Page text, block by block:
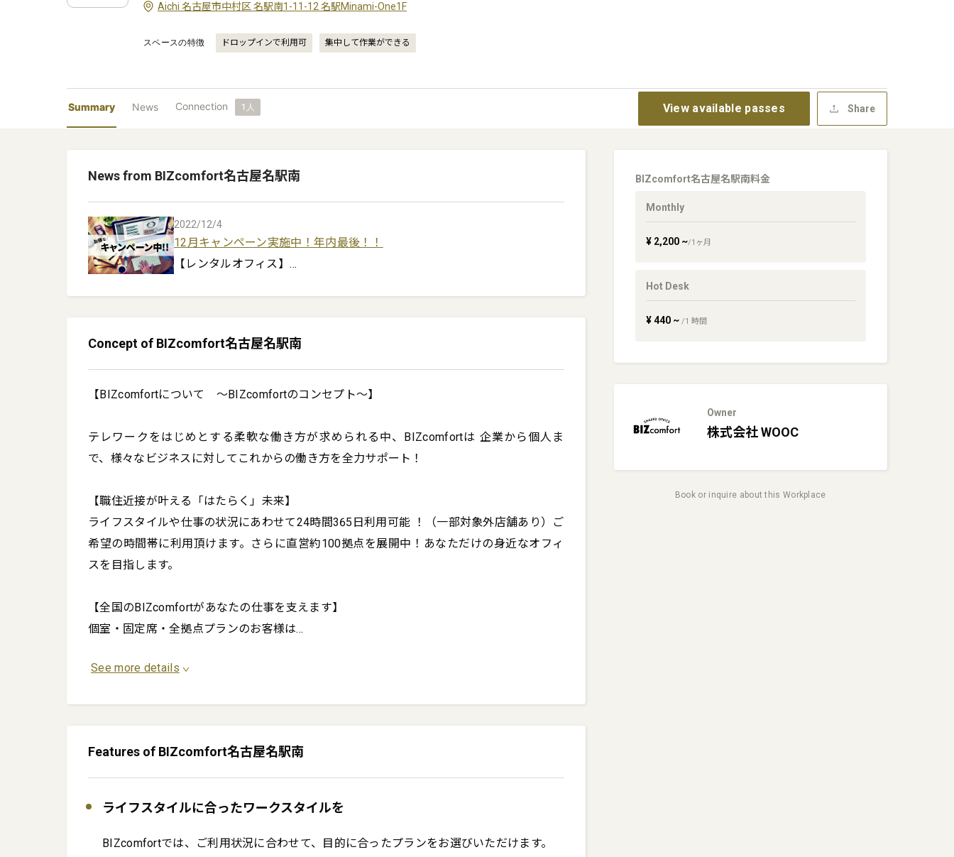
Aichi 名古屋市中村区 名駅南1-11-12 名駅Minami-One1F
スペースの特徴 ドロップインで利用可 集中して作業ができる
Summary News Connection 1 人 View available passes Share
News from BIZcomfort名古屋名駅南
2022/12/4
12月キャンペーン実施中！年内最後！！
【レンタルオフィス】
東海プラン　入会金通常1.1万円→0円！
※12月中新規ご契約の方限定です。
※価格は全て税込みです。
Concept of BIZcomfort名古屋名駅南
【BIZcomfortについて　～BIZcomfortのコンセプト～】
テレワークをはじめとする柔軟な働き方が求められる中、BIZcomfortは 企業から個人ま
で、様々なビジネスに対してこれからの働き方を全力サポート！
【職住近接が叶える「はたらく」未来】
ライフスタイルや仕事の状況にあわせて24時間365日利用可能 ！（一部対象外店舗あり）ご
希望の時間帯に利用頂けます。さらに直営約100拠点を展開中！あなただけの身近なオフィ
スを目指します。
【全国のBIZcomfortがあなたの仕事を支えます】
個室・固定席・全拠点プランのお客様は...
See more details
Features of BIZcomfort名古屋名駅南
ライフスタイルに合ったワークスタイルを
BIZcomfortでは、ご利用状況に合わせて、目的に合ったプランをお選びいただけます。
BIZcomfort名古屋名駅南料金
Monthly
¥ 2,200~/1 ヶ月
Hot Desk
¥440~ /1 時間
Owner
株式会社 WOOC
Book or inquire about this Workplace